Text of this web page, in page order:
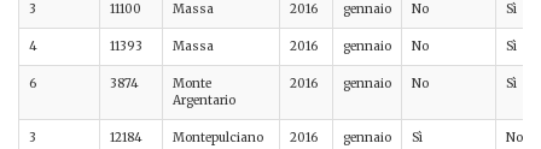
3 11100 Massa 2016 gennaio No Sì
4 11393 Massa 2016 gennaio No Sì
6 3874
Monte
Argentario
2016 gennaio No Sì
3 12184 Montepulciano 2016 gennaio Sì No